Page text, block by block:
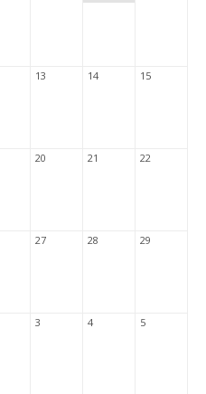
13 14 15
20 21 22
27 28 29
3 4 5